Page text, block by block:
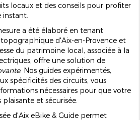
locaux et des conseils pour profiter
a été élaboré en tenant
d'Aix-en-Provence et
du patrimoine local, associée à la
offre une solution de
. Nos guides expérimentés,
spécificités des circuits, vous
nécessaires pour que votre
et sécurisée.
d'Aix eBike & Guide permet